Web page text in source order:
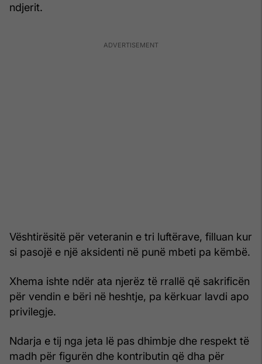
ndjerit.
Vështirësitë për veteranin e tri luftërave, filluan kur
si pasojë e një aksidenti në punë mbeti pa këmbë.
Xhema ishte ndër ata njerëz të rrallë që sakrificën
për vendin e bëri në heshtje, pa kërkuar lavdi apo
privilegje.
Ndarja e tij nga jeta lë pas dhimbje dhe respekt të
madh për figurën dhe kontributin që dha për